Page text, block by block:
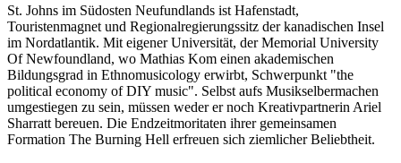
St. Johns im Südosten Neufundlands ist Hafenstadt,
Touristenmagnet und Regionalregierungssitz der kanadischen Insel
im Nordatlantik. Mit eigener Universität, der Memorial University
Of Newfoundland, wo Mathias Kom einen akademischen
Bildungsgrad in Ethnomusicology erwirbt, Schwerpunkt "the
political economy of DIY music". Selbst aufs Musikselbermachen
umgestiegen zu sein, müssen weder er noch Kreativpartnerin Ariel
Sharratt bereuen. Die Endzeitmoritaten ihrer gemeinsamen
Formation The Burning Hell erfreuen sich ziemlicher Beliebtheit.